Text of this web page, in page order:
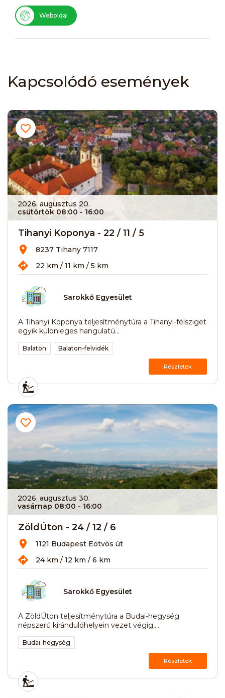
Weboldal
Kapcsolódó események
2026. augusztus 20.
csütörtök 08:00 - 16:00
Tihanyi Koponya - 22 / 11 / 5
8237 Tihany 7117
22 km / 11 km / 5 km
Sarokkő Egyesület
A Tihanyi Koponya teljesítménytúra a Tihanyi-félsziget
egyik különleges hangulatú...
Balaton Balaton-felvidék
Részletek
2026. augusztus 30.
vasárnap 08:00 - 16:00
ZöldÚton - 24 / 12 / 6
1121 Budapest Eötvös út
24 km / 12 km / 6 km
Sarokkő Egyesület
A ZöldÚton teljesítménytúra a Budai-hegység
népszerű kirándulóhelyein vezet végig,...
Budai-hegység
Részletek